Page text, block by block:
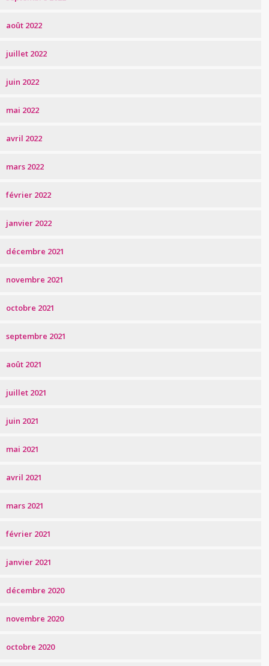
août 2022
juillet 2022
juin 2022
mai 2022
avril 2022
mars 2022
février 2022
janvier 2022
décembre 2021
novembre 2021
octobre 2021
septembre 2021
août 2021
juillet 2021
juin 2021
mai 2021
avril 2021
mars 2021
février 2021
janvier 2021
décembre 2020
novembre 2020
octobre 2020